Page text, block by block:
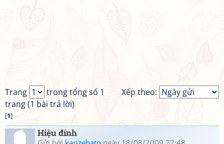
Xếp theo:
Trang
trong tổng số 1
trang (1 bài trả lời)
[1]
Hiệu đính